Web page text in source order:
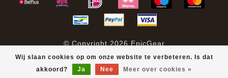
Wij slaan cookies op om onze website te verbeteren. Is dat
akkoord?
Ja Nee Meer over cookies »
© Copyright 2026 EpicGear